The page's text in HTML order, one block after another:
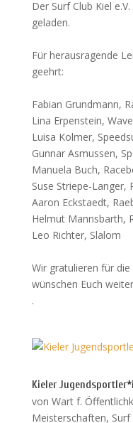
Der Surf Club Kiel
geladen.
Für herausragende
geehrt:
Fabian Grundmann,
Lina Erpenstein, Wave
Luisa Kolmer,
Gunnar Asmussen,
Manuela Buch,
Suse Striepe-Langer,
Aaron Eckstaedt,
Helmut Mannsbarth,
Leo Richter, Slalom
Wir gratulieren für
wünschen Euch
.
Kieler
von Wart f.
Meisterschaften, Surf